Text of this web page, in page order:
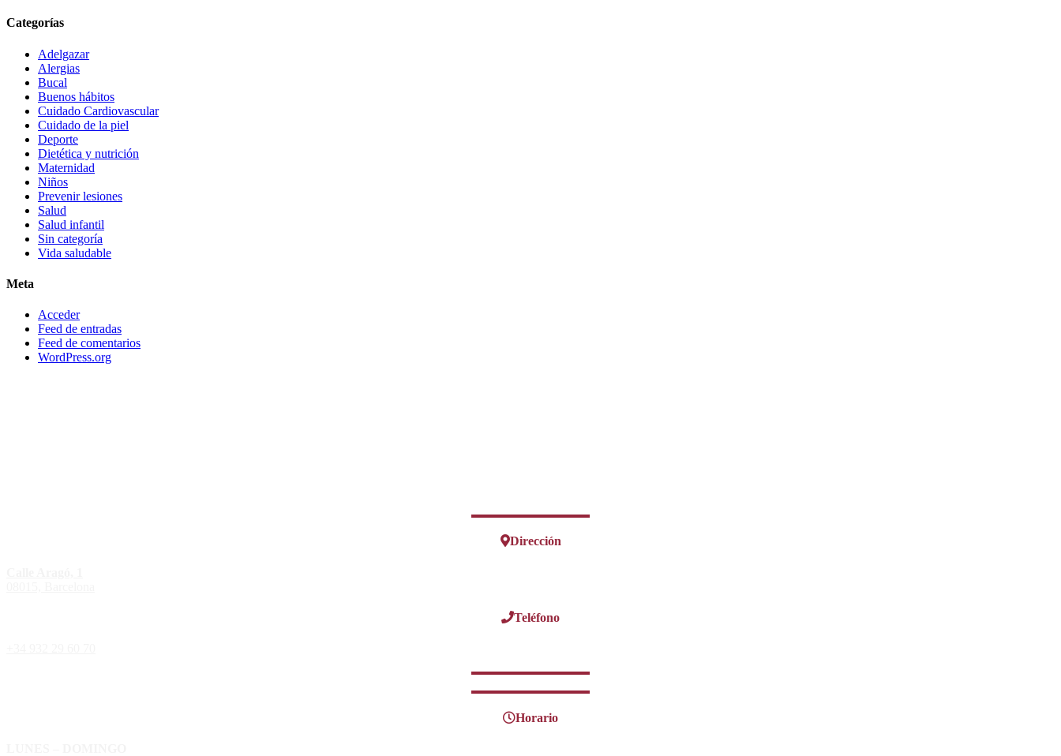
Categorías
Adelgazar
Alergias
Bucal
Buenos hábitos
Cuidado Cardiovascular
Cuidado de la piel
Deporte
Dietética y nutrición
Maternidad
Niños
Prevenir lesiones
Salud
Salud infantil
Sin categoría
Vida saludable
Meta
Acceder
Feed de entradas
Feed de comentarios
WordPress.org
Dirección
Teléfono
Horario